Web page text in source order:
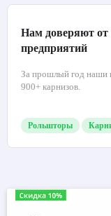
Нам доверяют
предприятий
За прошлый год наши
900+ карнизов.
Рольшторы